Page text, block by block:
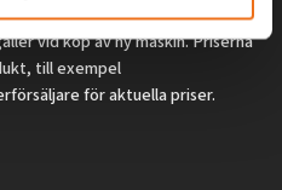
vid köp av ny maskin. Priserna
till exempel
för aktuella priser.